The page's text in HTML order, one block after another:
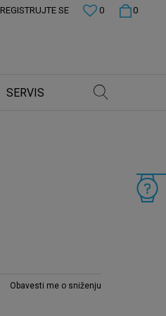
0
0
REGISTRUJTE SE
SERVIS
Obavesti me o sniženju